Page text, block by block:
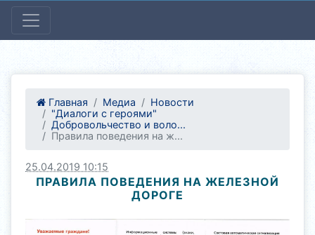
Главная Медиа
Новости
"Диалоги с героями"
Добровольчество и воло...
Правила поведения на ж...
25.04.2019 10:15
ПРАВИЛА ПОВЕДЕНИЯ НА ЖЕЛЕЗНОЙ
ДОРОГЕ